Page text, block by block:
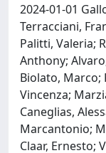
2024-01-01
Terracciani,
Palitti, Valeria;
Anthony;
Biolato, Marco;
Vincenza;
Caneglias,
Marcantonio;
Claar, Ernesto;